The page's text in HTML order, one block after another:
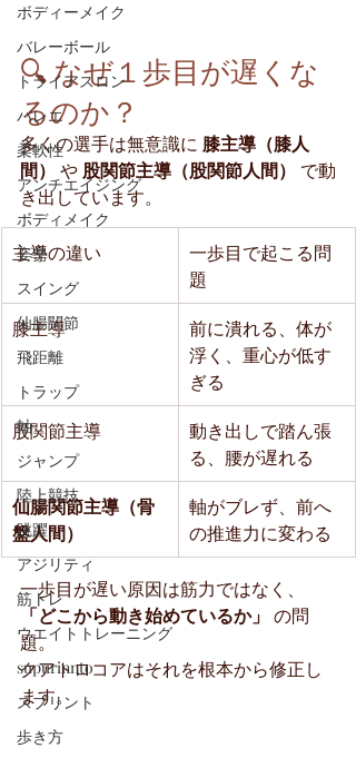
ボディーメイク
バレーボール
トライアスロン
バレエ
柔軟性
アンチエイジング
ボディメイク
姿勢
スイング
仙腸関節
飛距離
トラップ
軸
ジャンプ
陸上競技
跳躍
アジリティ
筋トレ
ウエイトトレーニング
supurinnto
スプリント
歩き方
🔍 なぜ１歩目が遅くな
るのか？
多くの選手は無意識に 膝主導（膝人
間）
や 股関節主導（股関節人間）
で動
き出しています。
主導の違い
一歩目で起こる問
題
膝主導
前に潰れる、体が
浮く、重心が低す
ぎる
股関節主導
動き出しで踏ん張
る、腰が遅れる
仙腸関節主導（骨
盤人間）
軸がブレず、前へ
の推進力に変わる
一歩目が遅い原因は筋力ではなく、
「どこから動き始めているか」 の問
題。
クアトロコアはそれを根本から修正し
ます。